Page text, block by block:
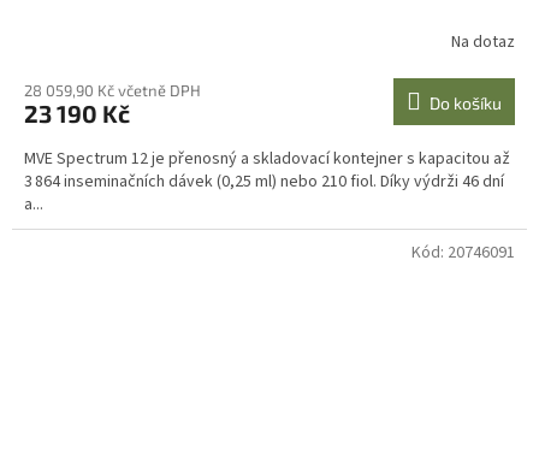
Na dotaz
28 059,90 Kč včetně DPH
23 190 Kč Do košíku
MVE Spectrum 12 je přenosný a skladovací kontejner s kapacitou až
3 864 inseminačních dávek (0,25 ml) nebo 210 fiol. Díky výdrži 46 dní
a...
Kód: 20746091